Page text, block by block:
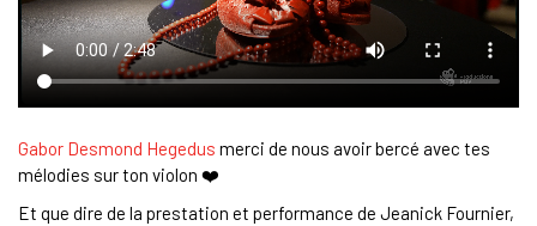
Gabor Desmond Hegedus merci de nous avoir bercé avec tes
mélodies sur ton violon ❤️
Et que dire de la prestation et performance de Jeanick Fournier,